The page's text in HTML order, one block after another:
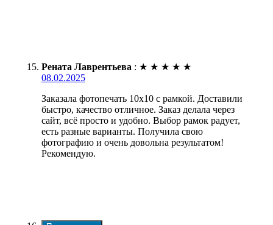
Рената Лаврентьева : ★ ★ ★ ★ ★
08.02.2025
Заказала фотопечать 10х10 с рамкой. Доставили
быстро, качество отличное. Заказ делала через
сайт, всё просто и удобно. Выбор рамок радует,
есть разные варианты. Получила свою
фотографию и очень довольна результатом!
Рекомендую.